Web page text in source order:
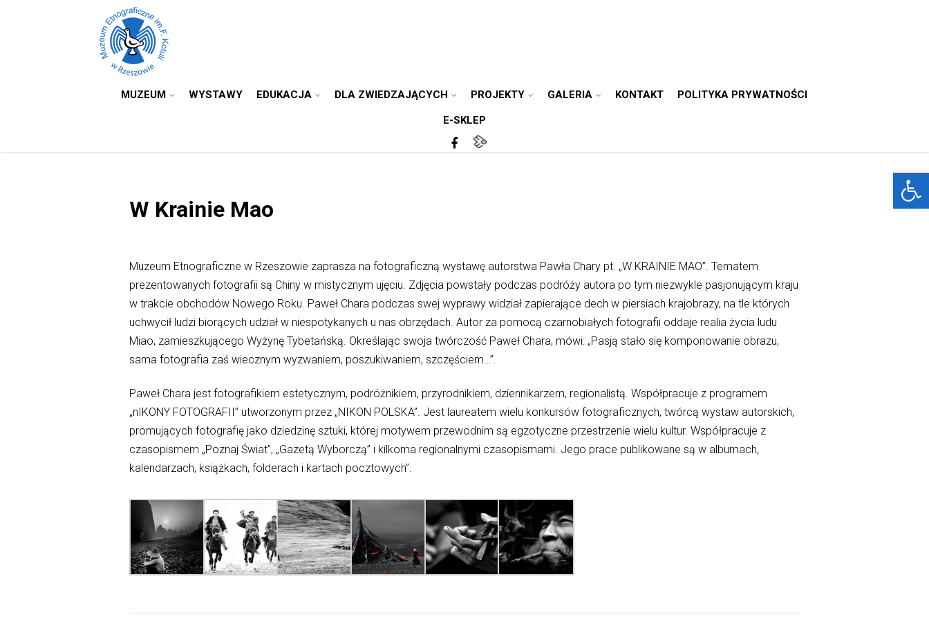
MUZEUM WYSTAWY EDUKACJA DLA ZWIEDZAJĄCYCH PROJEKTY GALERIA KONTAKT POLITYKA PRYWATNOŚCI
E-SKLEP
W Krainie Mao
Muzeum Etnograficzne w Rzeszowie zaprasza na fotograficzną wystawę autorstwa Pawła Chary pt. „W KRAINIE MAO”. Tematem
prezentowanych fotografii są Chiny w mistycznym ujęciu. Zdjęcia powstały podczas podróży autora po tym niezwykle pasjonującym kraju
w trakcie obchodów Nowego Roku. Paweł Chara podczas swej wyprawy widział zapierające dech w piersiach krajobrazy, na tle których
uchwycił ludzi biorących udział w niespotykanych u nas obrzędach. Autor za pomocą czarnobiałych fotografii oddaje realia życia ludu
Miao, zamieszkującego Wyżynę Tybetańską. Określając swoja twórczość Paweł Chara, mówi: „Pasją stało się komponowanie obrazu,
sama fotografia zaś wiecznym wyzwaniem, poszukiwaniem, szczęściem…”.
Paweł Chara jest fotografikiem estetycznym, podróżnikiem, przyrodnikiem, dziennikarzem, regionalistą. Współpracuje z programem
„nIKONY FOTOGRAFII” utworzonym przez „NIKON POLSKA”. Jest laureatem wielu konkursów fotograficznych, twórcą wystaw autorskich,
promujących fotografię jako dziedzinę sztuki, której motywem przewodnim są egzotyczne przestrzenie wielu kultur. Współpracuje z
czasopismem „Poznaj Świat”, „Gazetą Wyborczą” i kilkoma regionalnymi czasopismami. Jego prace publikowane są w albumach,
kalendarzach, książkach, folderach i kartach pocztowych”.